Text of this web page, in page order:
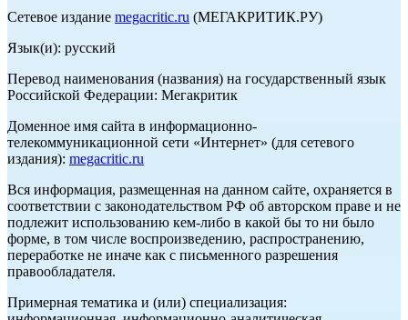
Сетевое издание megacritic.ru (МЕГАКРИТИК.РУ)
Язык(и): русский
Перевод наименования (названия) на государственный язык
Российской Федерации: Мегакритик
Доменное имя сайта в информационно-
телекоммуникационной сети «Интернет» (для сетевого
издания): megacritic.ru
Вся информация, размещенная на данном сайте, охраняется в
соответствии с законодательством РФ об авторском праве и не
подлежит использованию кем-либо в какой бы то ни было
форме, в том числе воспроизведению, распространению,
переработке не иначе как с письменного разрешения
правообладателя.
Примерная тематика и (или) специализация: